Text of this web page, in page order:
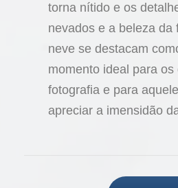
torna nítido e os
nevados e a beleza da
neve se destacam
momento ideal para
fotografia e para
apreciar a imensidão